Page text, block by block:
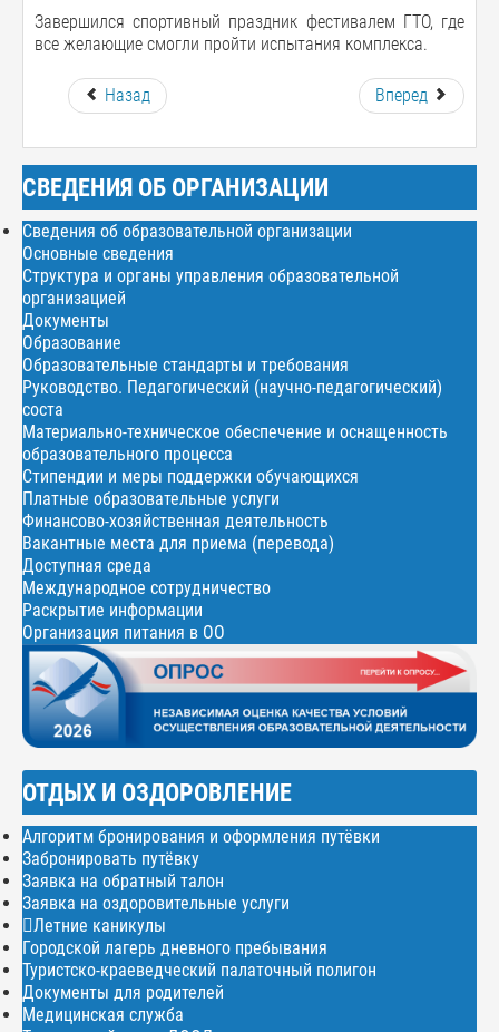
Завершился спортивный праздник фестивалем ГТО, где
все желающие смогли пройти испытания комплекса.
Назад Вперед
СВЕДЕНИЯ ОБ ОРГАНИЗАЦИИ
Сведения об образовательной организации
Основные сведения
Структура и органы управления образовательной
организацией
Документы
Образование
Образовательные стандарты и требования
Руководство. Педагогический (научно-педагогический)
соста
Материально-техническое обеспечение и оснащенность
образовательного процесса
Стипендии и меры поддержки обучающихся
Платные образовательные услуги
Финансово-хозяйственная деятельность
Вакантные места для приема (перевода)
Доступная среда
Международное сотрудничество
Раскрытие информации
Организация питания в ОО
ОТДЫХ И ОЗДОРОВЛЕНИЕ
Алгоритм бронирования и оформления путёвки
Забронировать путёвку
Заявка на обратный талон
Заявка на оздоровительные услуги
Летние каникулы
Городской лагерь дневного пребывания
Туристско-краеведческий палаточный полигон
Документы для родителей
Медицинская служба